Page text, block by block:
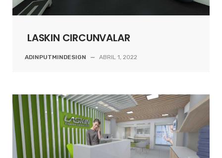
LASKIN CIRCUNVALAR
ADINPUTMINDESIGN — ABRIL 1, 2022